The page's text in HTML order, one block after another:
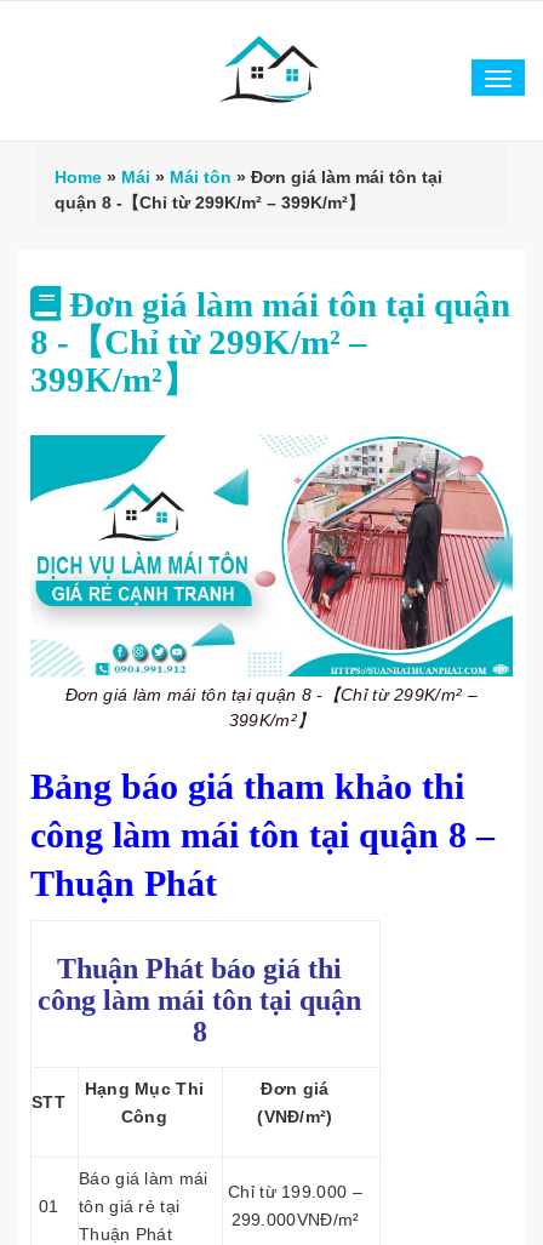
Home » Mái » Mái tôn » Đơn giá làm mái tôn tại
quận 8 -【Chỉ từ 299K/m² – 399K/m²】
Đơn giá làm mái tôn tại quận
8 -【Chỉ từ 299K/m² –
399K/m²】
Đơn giá làm mái tôn tại quận 8 -【Chỉ từ 299K/m² –
399K/m²】
Bảng báo giá tham khảo thi
công làm mái tôn tại quận 8 –
Thuận Phát
Thuận Phát báo giá thi
công làm mái tôn tại quận
8
STT
Hạng Mục Thi
Công
Đơn giá
(VNĐ/m²)
01
Báo giá làm mái
tôn giá rẻ tại
Thuận Phát
Chỉ từ 199.000 –
299.000VNĐ/m²